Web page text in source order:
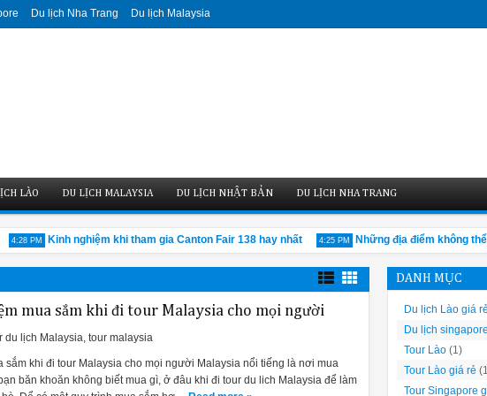
Du lịch Nha Trang Du lịch Malaysia
LÀO DU LỊCH MALAYSIA DU LỊCH NHẬT BẢN DU LỊCH NHA TRANG
4:28 PM Kinh nghiệm khi tham gia Canton Fair 138 hay nhất 4:25 PM Những địa điểm không thể bỏ
mua sắm khi đi tour Malaysia cho mọi người
du lịch Malaysia, tour malaysia
sắm khi đi tour Malaysia cho mọi người Malaysia nổi tiếng là nơi mua
băn khoăn không biết mua gì, ở đâu khi đi tour du lich Malaysia để làm
DANH MỤC
Du lịch Lào giá rẻ
Du lịch
Tour Lào (1)
Tour Lào giá rẻ
Tour Singapore